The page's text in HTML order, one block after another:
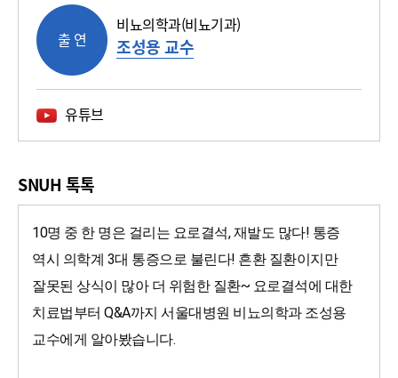
출 연
비뇨의학과(비뇨기과)
조성용 교수
유튜브
SNUH 톡톡
10명 중 한 명은 걸리는 요로결석, 재발도 많다! 통증
역시 의학계 3대 통증으로 불린다! 흔환 질환이지만
잘못된 상식이 많아 더 위험한 질환~ 요로결석에 대한
치료법부터 Q&A까지 서울대병원 비뇨의학과 조성용
교수에게 알아봤습니다.